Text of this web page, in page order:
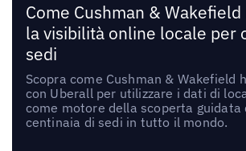
Come Cushman &
la visibilità online locale per
sedi
Scopra come Cushman & Wakefield
con Uberall per utilizzare i dati di
come motore della scoperta guidata
centinaia di sedi in tutto il mondo.